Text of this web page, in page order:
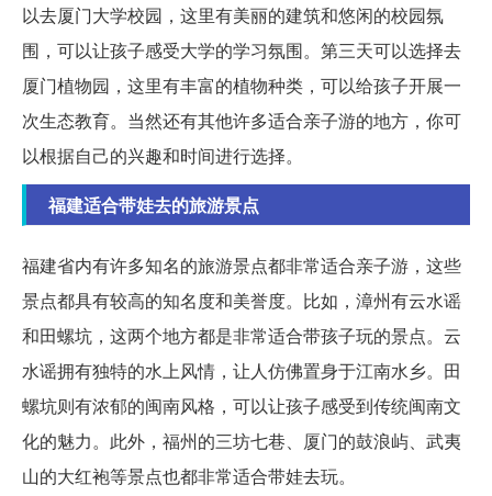
以去厦门大学校园，这里有美丽的建筑和悠闲的校园氛
围，可以让孩子感受大学的学习氛围。第三天可以选择去
厦门植物园，这里有丰富的植物种类，可以给孩子开展一
次生态教育。当然还有其他许多适合亲子游的地方，你可
以根据自己的兴趣和时间进行选择。
福建适合带娃去的旅游景点
福建省内有许多知名的旅游景点都非常适合亲子游，这些
景点都具有较高的知名度和美誉度。比如，漳州有云水谣
和田螺坑，这两个地方都是非常适合带孩子玩的景点。云
水谣拥有独特的水上风情，让人仿佛置身于江南水乡。田
螺坑则有浓郁的闽南风格，可以让孩子感受到传统闽南文
化的魅力。此外，福州的三坊七巷、厦门的鼓浪屿、武夷
山的大红袍等景点也都非常适合带娃去玩。